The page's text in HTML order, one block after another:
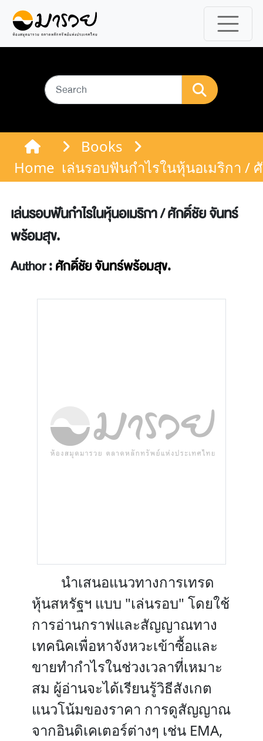
Home
Books
เล่นรอบฟันกำไรในหุ้นอเมริกา /
เล่นรอบฟันกำไรในหุ้นอเมริกา / ศักดิ์ชัย จันทร์
พร้อมสุข.
Author :ศักดิ์ชัย จันทร์พร้อมสุข.
นำเสนอแนวทางการเทรด
หุ้นสหรัฐฯ แบบ "เล่นรอบ" โดยใช้
การอ่านกราฟและสัญญาณทาง
เทคนิคเพื่อหาจังหวะเข้าซื้อและ
ขายทำกำไรในช่วงเวลาที่เหมาะ
สม ผู้อ่านจะได้เรียนรู้วิธีสังเกต
แนวโน้มของราคา การดูสัญญาณ
จากอินดิเคเตอร์ต่างๆ เช่น EMA,